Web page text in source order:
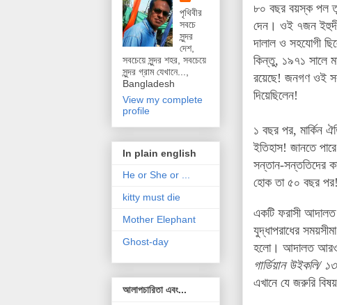
৮০ বছর বয়স্কপল
দেন। ওই৭জন
দালাল ও সহযোগী
কিন্তু, ১৯৭১ সালে
রয়েছে! জনগণ ওই
দিয়েছিলেন!
১ বছর পর, মার্কিন
ইতিহাস! জানতে পারে
সন্তান-সন্ততিদের
হোক ত ৫০ বছর পর!
একটি ফরাসী আদালত
যুদ্ধাপরাধের সময়সীমা
হলো। আদালত
গার্ডিয়ান উইকলি/
এখানে যে জরুরি
পৃথিবীর
সবচে
সুন্দর
দেশ,
সবচেয়ে সুন্দর শহর, সবচেয়ে
সুন্দর গ্রাম যেখানে...,
Bangladesh
View my complete
profile
In plain english
He or She or ...
kitty must die
Mother Elephant
Ghost-day
আলাপচারিতা এবং...